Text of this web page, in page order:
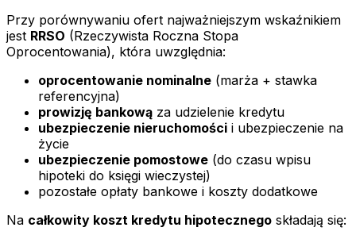
Przy porównywaniu ofert najważniejszym wskaźnikiem
jest RRSO (Rzeczywista Roczna Stopa
Oprocentowania), która uwzględnia:
oprocentowanie nominalne (marża + stawka
referencyjna)
prowizję bankową za udzielenie kredytu
ubezpieczenie nieruchomości i ubezpieczenie na
życie
ubezpieczenie pomostowe (do czasu wpisu
hipoteki do księgi wieczystej)
pozostałe opłaty bankowe i koszty dodatkowe
Na całkowity koszt kredytu hipotecznego składają się: